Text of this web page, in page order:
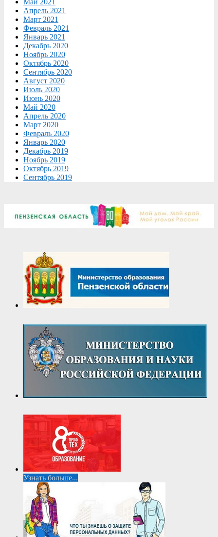
Апрель 2021
Март 2021
Февраль 2021
Январь 2021
Декабрь 2020
Ноябрь 2020
Октябрь 2020
Сентябрь 2020
Август 2020
Июль 2020
Июнь 2020
Май 2020
Апрель 2020
Март 2020
Февраль 2020
Январь 2020
Декабрь 2019
Ноябрь 2019
Октябрь 2019
Сентябрь 2019
Узнать больше...